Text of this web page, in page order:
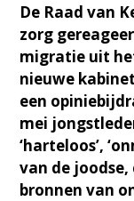
De Raad van
zorg
migratie uit
nieuwe kabinet
een
mei
‘harteloos’,
van de
bronnen van